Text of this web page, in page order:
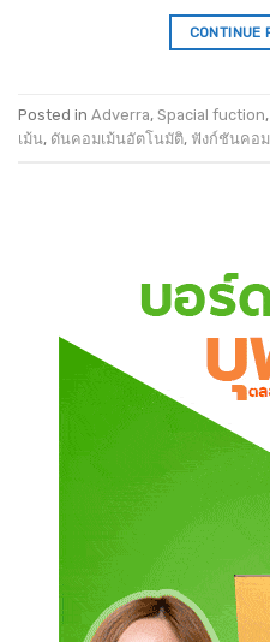
CONTINUE
Posted in Adverra, Spacial fuction,
เม้น, ดันคอมเม้นอัตโนมัติ, ฟังก์ชันคอ